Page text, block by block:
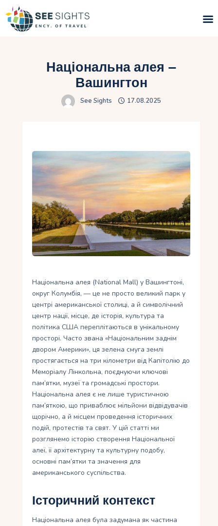
Типи Турів
Інфо
Контакти
Укр
Національна алея –
Вашингтон
See Sights 17.08.2025
Національна алея (National Mall) у Вашингтоні,
округ Колумбія, — це не просто великий парк у
центрі американської столиці, а й символічний
центр нації, місце, де історія, культура та
політика США переплітаються в унікальному
просторі. Часто звана «Національним заднім
двором Америки», ця зелена смуга землі
простягається на три кілометри від Капітолію до
Меморіалу Лінкольна, поєднуючи ключові
пам’ятки, музеї та громадські простори.
Національна алея є не лише туристичною
пам’яткою, що приваблює мільйони відвідувачів
щорічно, а й місцем проведення історичних
подій, протестів та свят. У цій статті ми
розглянемо історію створення Національної
алеї, її архітектурну та культурну подобу,
основні пам’ятки та значення для
американського суспільства.
Історичний контекст
Національна алея була задумана як частина